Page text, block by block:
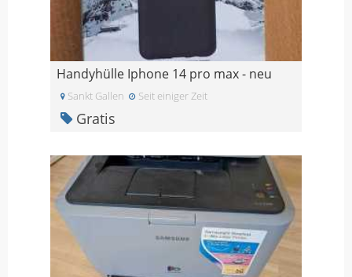
Handyhülle Iphone 14 pro max - neu
Sankt Gallen Seit einiger Zeit
Gratis